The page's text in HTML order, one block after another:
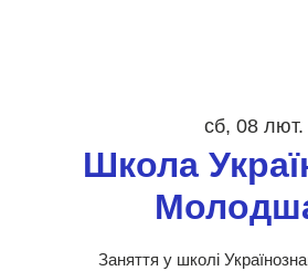
сб, 08 лют.
Школа
Заняття у школі